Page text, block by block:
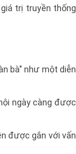
trị truyền thống
bà" như một diễn
ngày càng được
được gắn với vấn